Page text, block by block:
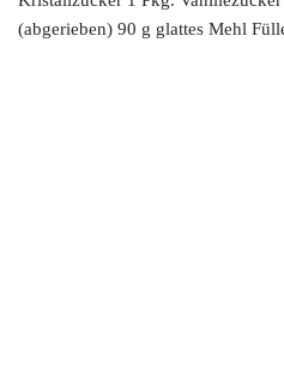
(abgerieben) 90 g glattes Mehl